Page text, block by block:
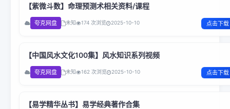
【紫微斗数】命理预测术相关资料/课程
夸克网盘 未知 174 次浏览 2025-10-10 点击下载
【中国风水文化100集】风水知识系列视频
夸克网盘 未知 162 次浏览 2025-10-10 点击下载
【易学精华丛书】易学经典著作合集